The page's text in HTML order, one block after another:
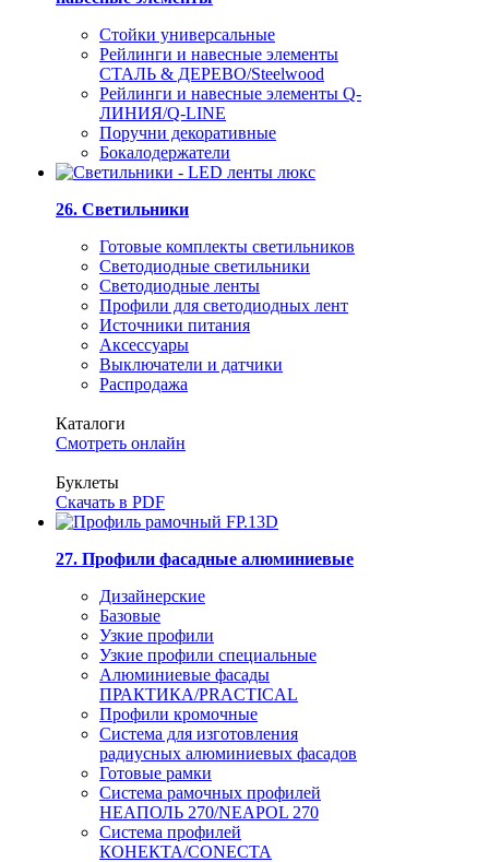
Стойки универсальные
Рейлинги и навесные элементы
СТАЛЬ & ДЕРЕВО/Steelwood
Рейлинги и навесные элементы Q-
ЛИНИЯ/Q-LINE
Поручни декоративные
Бокалодержатели
26. Светильники
Готовые комплекты светильников
Светодиодные светильники
Светодиодные ленты
Профили для светодиодных лент
Источники питания
Аксессуары
Выключатели и датчики
Распродажа
Каталоги
Смотреть онлайн
Буклеты
Скачать в PDF
27. Профили фасадные алюминиевые
Дизайнерские
Базовые
Узкие профили
Узкие профили специальные
Алюминиевые фасады
ПРАКТИКА/PRACTICAL
Профили кромочные
Система для изготовления
радиусных алюминиевых фасадов
Готовые рамки
Система рамочных профилей
НЕАПОЛЬ 270/NEAPOL 270
Система профилей
КОНЕКТА/CONECTA